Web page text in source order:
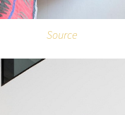
Source